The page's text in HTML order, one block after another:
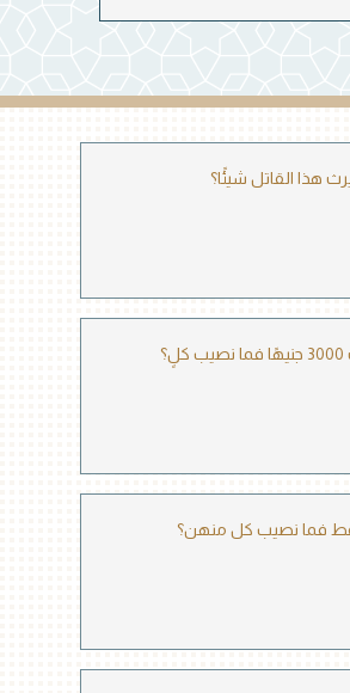
القاتل شيئًا؟
فما نصيب كل منهن؟